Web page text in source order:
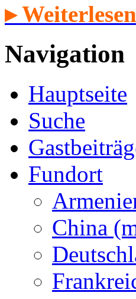
▸ Weiterlesen
Navigation
Hauptseite
Suche
Fundort
China